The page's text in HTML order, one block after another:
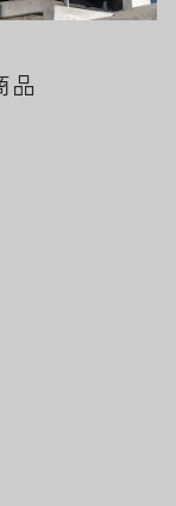
品